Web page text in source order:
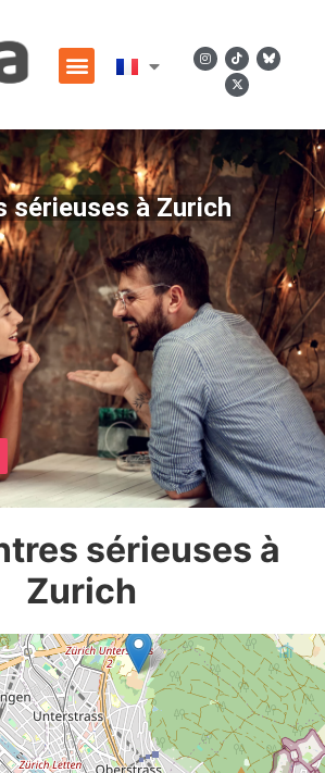
sérieuses à Zurich
sérieuses à
Zurich